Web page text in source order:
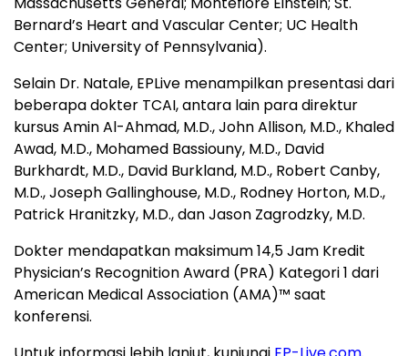
Bernard’s Heart and Vascular Center; UC Health
Center; University of Pennsylvania).
Selain Dr. Natale, EPLive menampilkan presentasi dari
beberapa dokter TCAI, antara lain para direktur
kursus Amin Al-Ahmad, M.D., John Allison, M.D., Khaled
Awad, M.D., Mohamed Bassiouny, M.D., David
Burkhardt, M.D., David Burkland, M.D., Robert Canby,
M.D., Joseph Gallinghouse, M.D., Rodney Horton, M.D.,
Patrick Hranitzky, M.D., dan Jason Zagrodzky, M.D.
Dokter mendapatkan maksimum 14,5 Jam Kredit
Physician’s Recognition Award (PRA) Kategori 1 dari
American Medical Association (AMA)™ saat
konferensi.